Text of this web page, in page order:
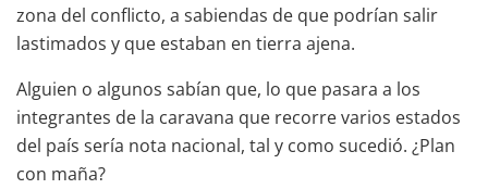
zona del conflicto, a sabiendas de que podrían salir
lastimados y que estaban en tierra ajena.
Alguien o algunos sabían que, lo que pasara a los
integrantes de la caravana que recorre varios estados
del país sería nota nacional, tal y como sucedió. ¿Plan
con maña?